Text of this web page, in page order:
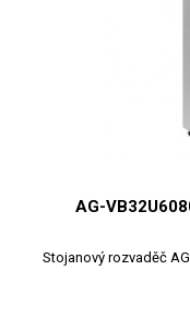
AG-
Stojanový rozvaděč